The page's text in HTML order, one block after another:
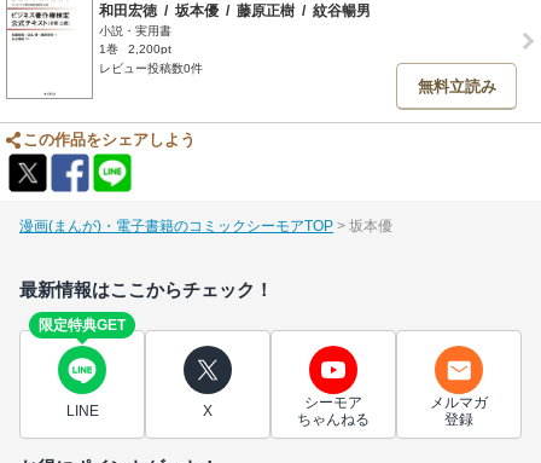
和田宏徳 / 坂本優 / 藤原正樹 / 紋谷暢男
小説・実用書
1巻
2,200pt
レビュー投稿数0件
無料立読み
この作品をシェアしよう
漫画(まんが)・電子書籍のコミックシーモアTOP 坂本優
最新情報はここからチェック！
限定特典GET
LINE X
シーモア
ちゃんねる
メルマガ
登録